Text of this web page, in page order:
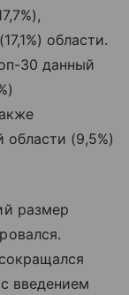
области.
30 данный
области (9,5%)
размер
введением